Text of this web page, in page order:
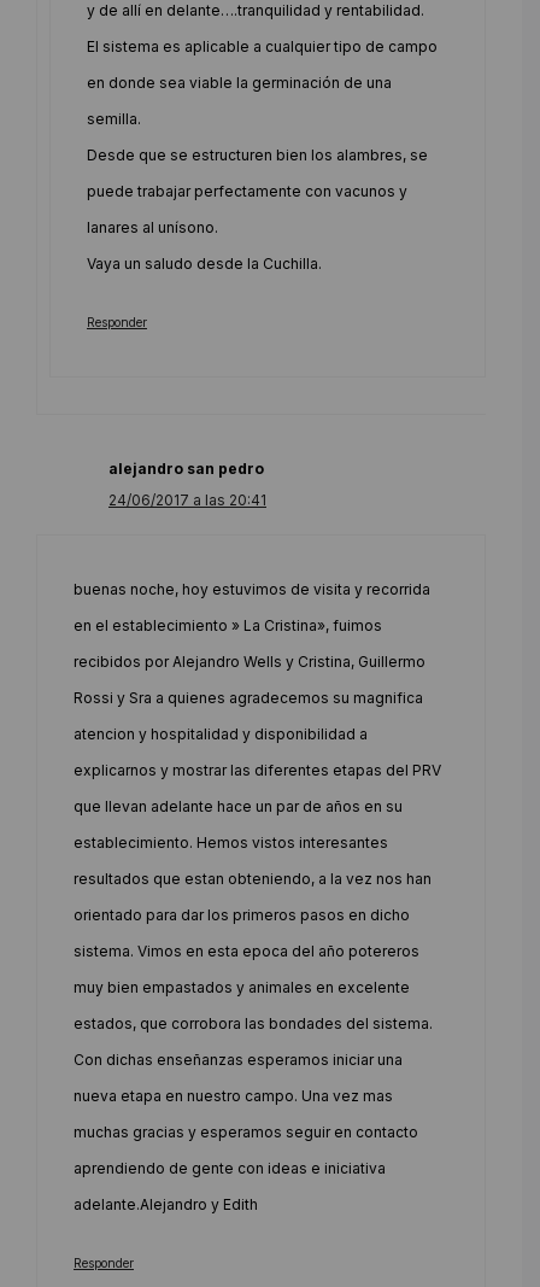
y de allí en delante….tranquilidad y rentabilidad.
El sistema es aplicable a cualquier tipo de campo
en donde sea viable la germinación de una
semilla.
Desde que se estructuren bien los alambres, se
puede trabajar perfectamente con vacunos y
lanares al unísono.
Vaya un saludo desde la Cuchilla.
Responder
alejandro san pedro
24/06/2017 a las 20:41
buenas noche, hoy estuvimos de visita y recorrida
en el establecimiento » La Cristina», fuimos
recibidos por Alejandro Wells y Cristina, Guillermo
Rossi y Sra a quienes agradecemos su magnifica
atencion y hospitalidad y disponibilidad a
explicarnos y mostrar las diferentes etapas del PRV
que llevan adelante hace un par de años en su
establecimiento. Hemos vistos interesantes
resultados que estan obteniendo, a la vez nos han
orientado para dar los primeros pasos en dicho
sistema. Vimos en esta epoca del año potereros
muy bien empastados y animales en excelente
estados, que corrobora las bondades del sistema.
Con dichas enseñanzas esperamos iniciar una
nueva etapa en nuestro campo. Una vez mas
muchas gracias y esperamos seguir en contacto
aprendiendo de gente con ideas e iniciativa
adelante.Alejandro y Edith
Responder